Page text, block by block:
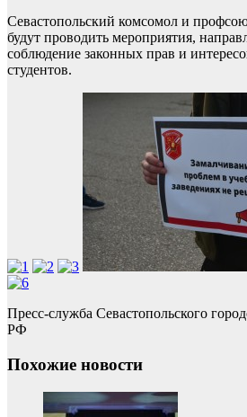
Севастопольский комсомол и
будут проводить мероприятия,
соблюдение законных прав и
студентов.
Пресс-служба Севастопольского
РФ
Похожие новости